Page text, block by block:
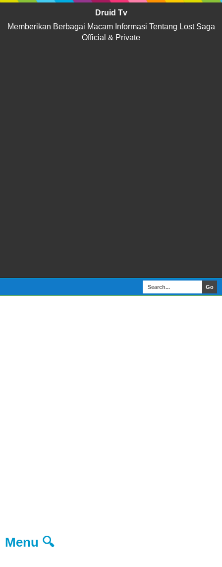
Druid Tv
Memberikan Berbagai Macam Informasi Tentang Lost Saga
Official & Private
Menu 🔍